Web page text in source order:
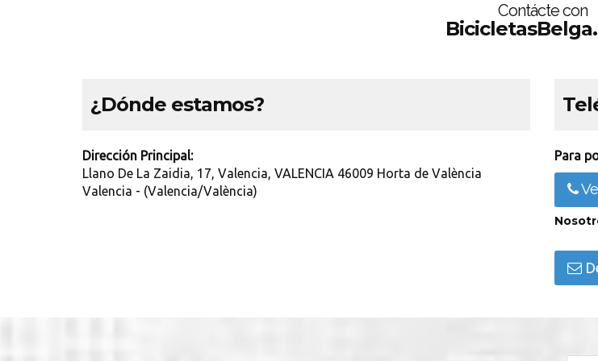
Contácte con
¿Dónde estamos?
Dirección Principal:
Llano De La Zaidia, 17, Valencia, VALENCIA 46009 Horta de València
Valencia - (Valencia/València)
Para